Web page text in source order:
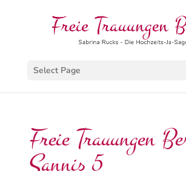
Select Page
Freie Trauungen
Sannis 5